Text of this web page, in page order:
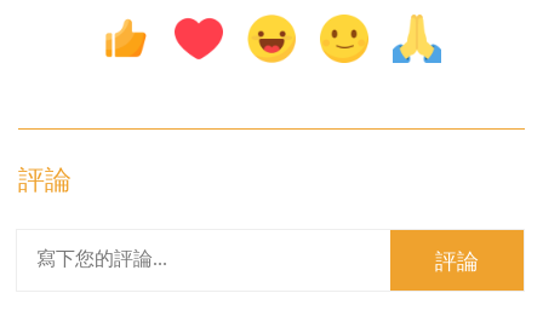
評論
評論